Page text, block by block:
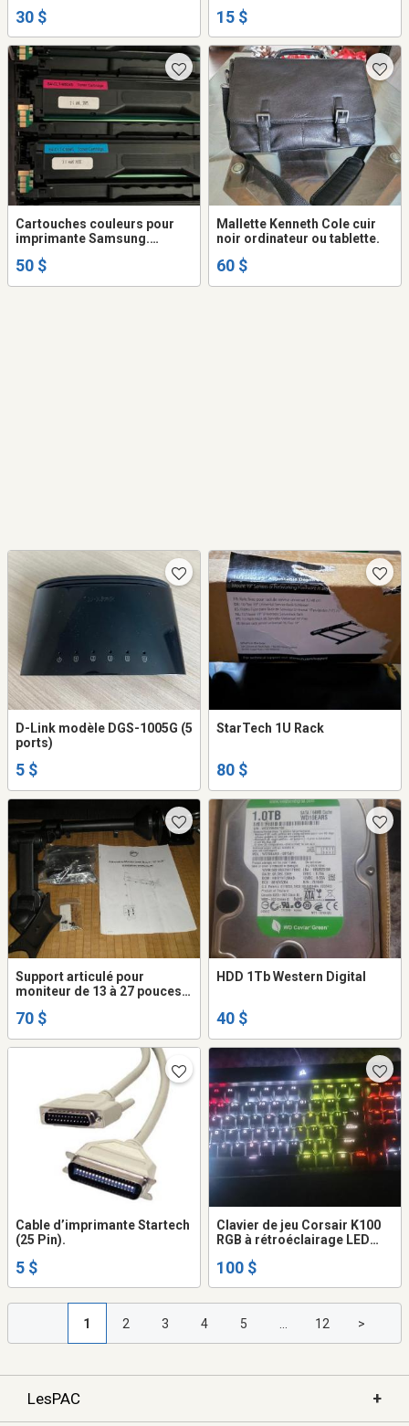
30 $ 15 $
Cartouches couleurs pour
imprimante Samsung.
50 $
Mallette Kenneth Cole cuir
noir ordinateur ou tablette.
60 $
D-Link modèle DGS-1005G (5
ports)
5 $
StarTech 1U Rack
80 $
Support articulé pour
moniteur de 13 à 27 pouces,
70 $
HDD 1Tb Western Digital
40 $
Cable d’imprimante Startech
(25 Pin).
5 $
Clavier de jeu Corsair K100
RGB à rétroéclairage LED
100 $
1 2 3 4 5 12 >
LesPAC +